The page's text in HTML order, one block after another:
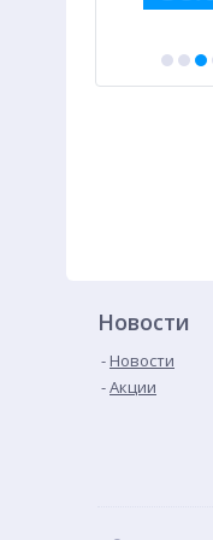
Новости
Новости
Акции